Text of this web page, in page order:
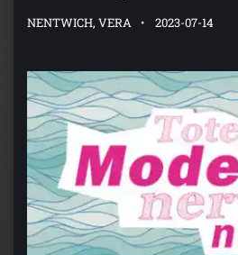
NENTWICH, VERA 2023-07-14